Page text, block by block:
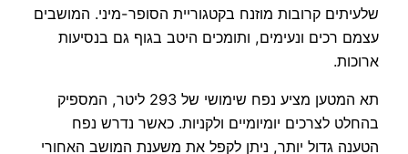
שלעיתים קרובות מוזנח בקטגוריית הסופר-מיני. המושבים
עצמם רכים ונעימים, ותומכים היטב בגוף גם בנסיעות
ארוכות.
תא המטען מציע נפח שימושי של 293 ליטר, המספיק
בהחלט לצרכים יומיומיים ולקניות. כאשר נדרש נפח
הטענה גדול יותר, ניתן לקפל את משענת המושב האחורי